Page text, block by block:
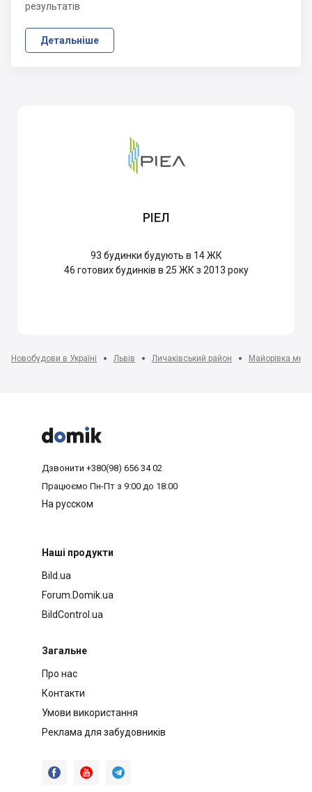
результатів
Детальніше
РІЕЛ
93 будинки будують в 14 ЖК
46 готових будинків в 25 ЖК з 2013 року
Новобудови в Україні Львів Личаківський район Майорівка мкр-



Дзвонити +380(98) 656 34 02
Працюємо Пн-Пт з 9:00 до 18:00
На русском
Наші продукти
Bild.ua
Forum.Domik.ua
BildControl.ua
Загальне
Про нас
Контакти
Умови використання
Реклама для забудовників
  